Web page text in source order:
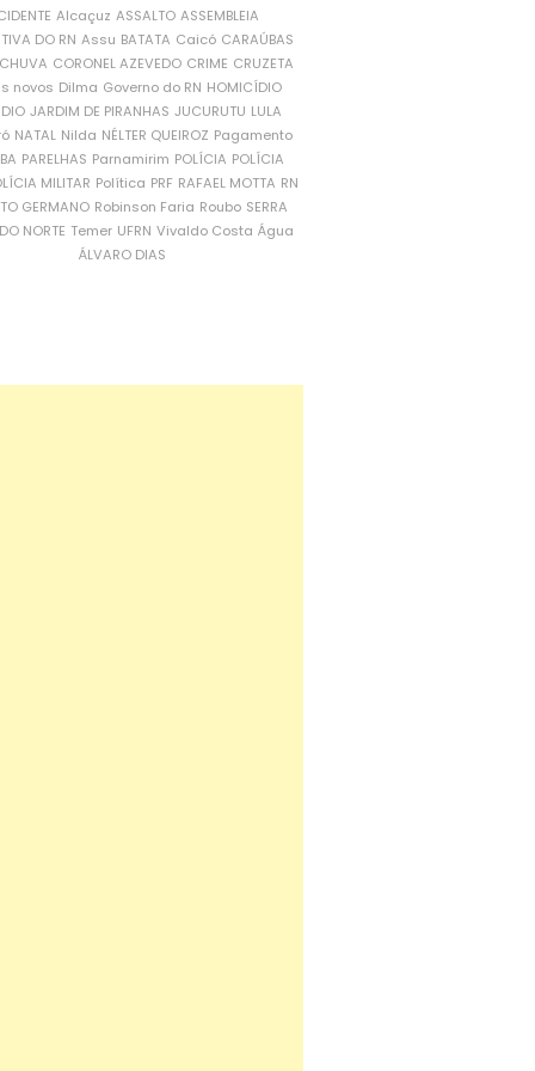
Alcaçuz ASSALTO ASSEMBLEIA
DO RN Assu BATATA Caicó CARAÚBAS
CORONEL AZEVEDO CRIME CRUZETA
novos Dilma Governo do RN HOMICÍDIO
JARDIM DE PIRANHAS JUCURUTU LULA
NATAL Nilda NÉLTER QUEIROZ Pagamento
PARELHAS Parnamirim POLÍCIA POLÍCIA
MILITAR Política PRF RAFAEL MOTTA RN
GERMANO Robinson Faria Roubo SERRA
NORTE Temer UFRN Vivaldo Costa Água
ÁLVARO DIAS